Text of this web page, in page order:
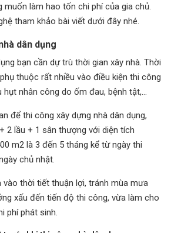
muốn làm hao tốn chi phí của gia chủ.
tham khảo bài viết dưới đây nhé.
dân dụng
bạn cần dự trù thời gian xây nhà. Thời
thuộc rất nhiều vào điều kiện thi công
hụt nhân công do ốm đau, bệnh tật,…
để thi công xây dựng nhà dân dụng,
2 lầu + 1 sân thượng với diện tích
m2 là 3 đến 5 tháng kể từ ngày thi
chủ nhật.
vào thời tiết thuận lợi, tránh mùa mưa
xấu đến tiến độ thi công, vừa làm cho
phí phát sinh.